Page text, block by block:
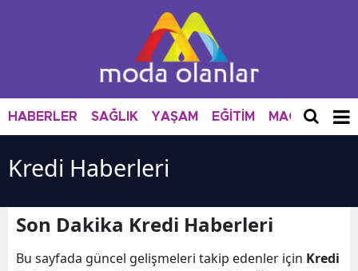
HABERLER SAĞLIK YAŞAM EĞİTİM MAGAZİN
Kredi Haberleri
Son Dakika Kredi Haberleri
Bu sayfada güncel gelişmeleri takip edenler için Kredi